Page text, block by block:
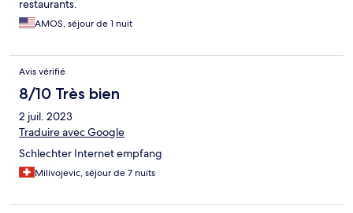
restaurants.
AMOS, séjour de 1 nuit
Avis vérifié
8/10 Très bien
2 juil. 2023
Traduire avec Google
Schlechter Internet empfang
Milivojevic, séjour de 7 nuits